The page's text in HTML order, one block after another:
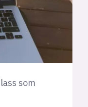
som